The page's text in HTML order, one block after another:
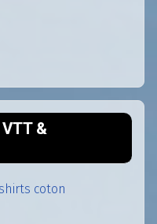
&
coton